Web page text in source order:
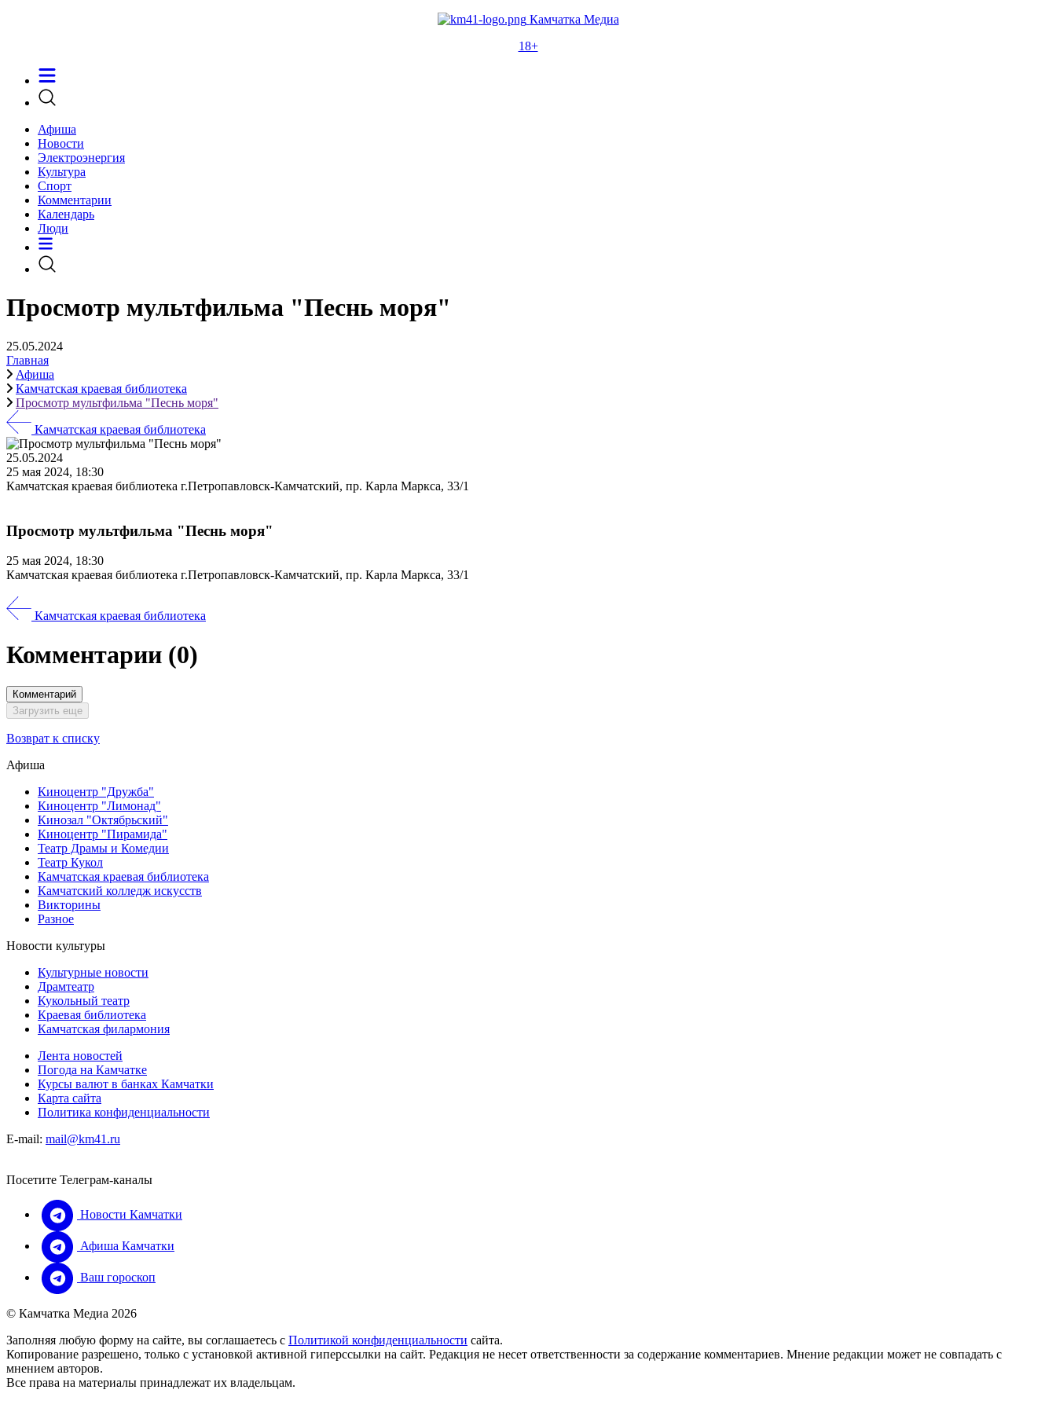
Камчатка Медиа
18+
Афиша
Новости
Электроэнергия
Культура
Спорт
Комментарии
Календарь
Люди
Просмотр мультфильма "Песнь моря"
25.05.2024
Главная
Афиша
Камчатская краевая библиотека
Просмотр мультфильма "Песнь моря"
Камчатская краевая библиотека
25.05.2024
25 мая 2024, 18:30
Камчатская краевая библиотека г.Петропавловск-Камчатский, пр. Карла Маркса, 33/1
Просмотр мультфильма "Песнь моря"
25 мая 2024, 18:30
Камчатская краевая библиотека г.Петропавловск-Камчатский, пр. Карла Маркса, 33/1
Камчатская краевая библиотека
Комментарии (0)
Комментарий
Загрузить еще
Возврат к списку
Афиша
Киноцентр "Дружба"
Киноцентр "Лимонад"
Кинозал "Октябрьский"
Киноцентр "Пирамида"
Театр Драмы и Комедии
Театр Кукол
Камчатская краевая библиотека
Камчатский колледж искусств
Викторины
Разное
Новости культуры
Культурные новости
Драмтеатр
Кукольный театр
Краевая библиотека
Камчатская филармония
Лента новостей
Погода на Камчатке
Курсы валют в банках Камчатки
Карта сайта
Политика конфиденциальности
E-mail: mail@km41.ru
Посетите Телеграм-каналы
Новости Камчатки
Афиша Камчатки
Ваш гороскоп
© Камчатка Медиа 2026
Заполняя любую форму на сайте, вы соглашаетесь с Политикой конфиденциальности сайта.
Копирование разрешено, только с установкой активной гиперссылки на сайт. Редакция не несет ответственности за содержание комментариев. Мнение редакции может не совпадать с
мнением авторов.
Все права на материалы принадлежат их владельцам.